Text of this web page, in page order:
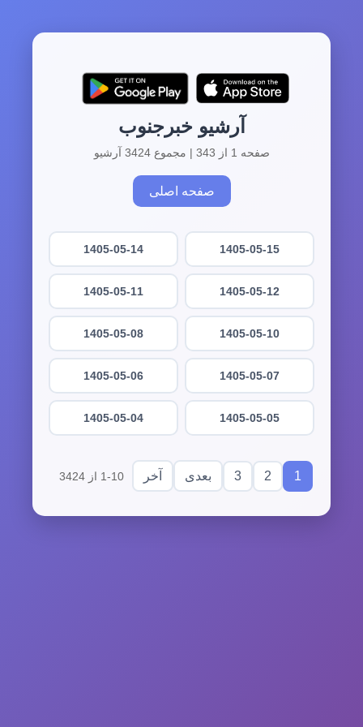
آرشیو خبرجنوب
صفحه 1 از 343 | مجموع 3424 آرشیو
صفحه اصلی
1405-05-15
1405-05-14
1405-05-12
1405-05-11
1405-05-10
1405-05-08
1405-05-07
1405-05-06
1405-05-05
1405-05-04
1
2
3 بعدی آخر 1-10 از 3424